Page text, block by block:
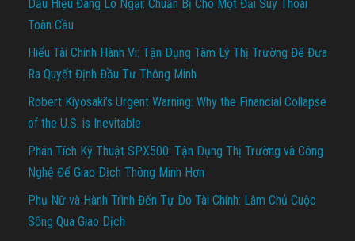
Dấu Hiệu Đáng Lo Ngại: Chuẩn Bị Cho Một Đại Suy Thoái
Toàn Cầu
Hiểu Tài Chính Hành Vi: Tận Dụng Tâm Lý Thị Trường Để Đưa
Ra Quyết Định Đầu Tư Thông Minh
Robert Kiyosaki’s Urgent Warning: Why the Financial Collapse
of the U.S. is Inevitable
Phân Tích Kỹ Thuật SPX500: Tận Dụng Thị Trường và Công
Nghệ Để Giao Dịch Thông Minh Hơn
Phụ Nữ và Hành Trình Đến Tự Do Tài Chính: Làm Chủ Cuộc
Sống Qua Giao Dịch